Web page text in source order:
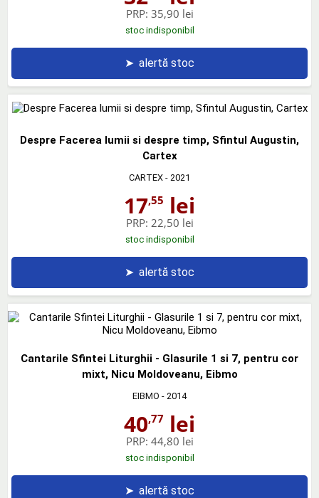
PRP: 35,90 lei
stoc indisponibil
➤ alertă stoc
Despre Facerea lumii si despre timp, Sfintul Augustin,
Cartex
CARTEX - 2021
17,55 lei
PRP: 22,50 lei
stoc indisponibil
➤ alertă stoc
Cantarile Sfintei Liturghii - Glasurile 1 si 7, pentru cor
mixt, Nicu Moldoveanu, Eibmo
EIBMO - 2014
40,77 lei
PRP: 44,80 lei
stoc indisponibil
➤ alertă stoc